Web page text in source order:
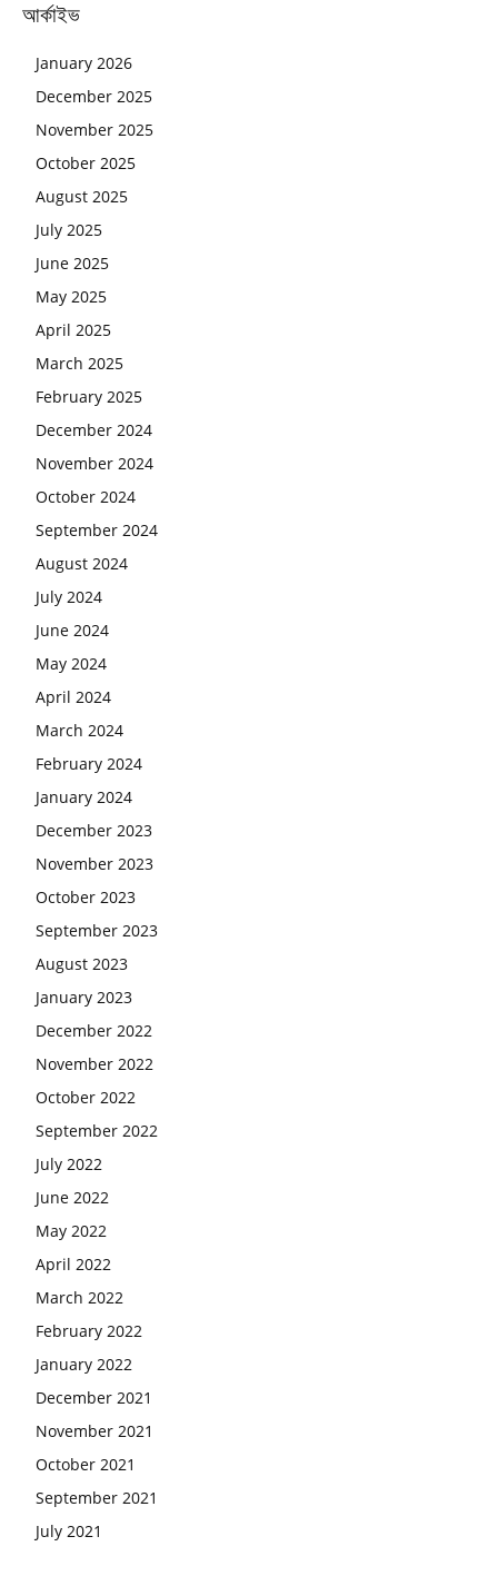
আর্কাইভ
January 2026
December 2025
November 2025
October 2025
August 2025
July 2025
June 2025
May 2025
April 2025
March 2025
February 2025
December 2024
November 2024
October 2024
September 2024
August 2024
July 2024
June 2024
May 2024
April 2024
March 2024
February 2024
January 2024
December 2023
November 2023
October 2023
September 2023
August 2023
January 2023
December 2022
November 2022
October 2022
September 2022
July 2022
June 2022
May 2022
April 2022
March 2022
February 2022
January 2022
December 2021
November 2021
October 2021
September 2021
July 2021